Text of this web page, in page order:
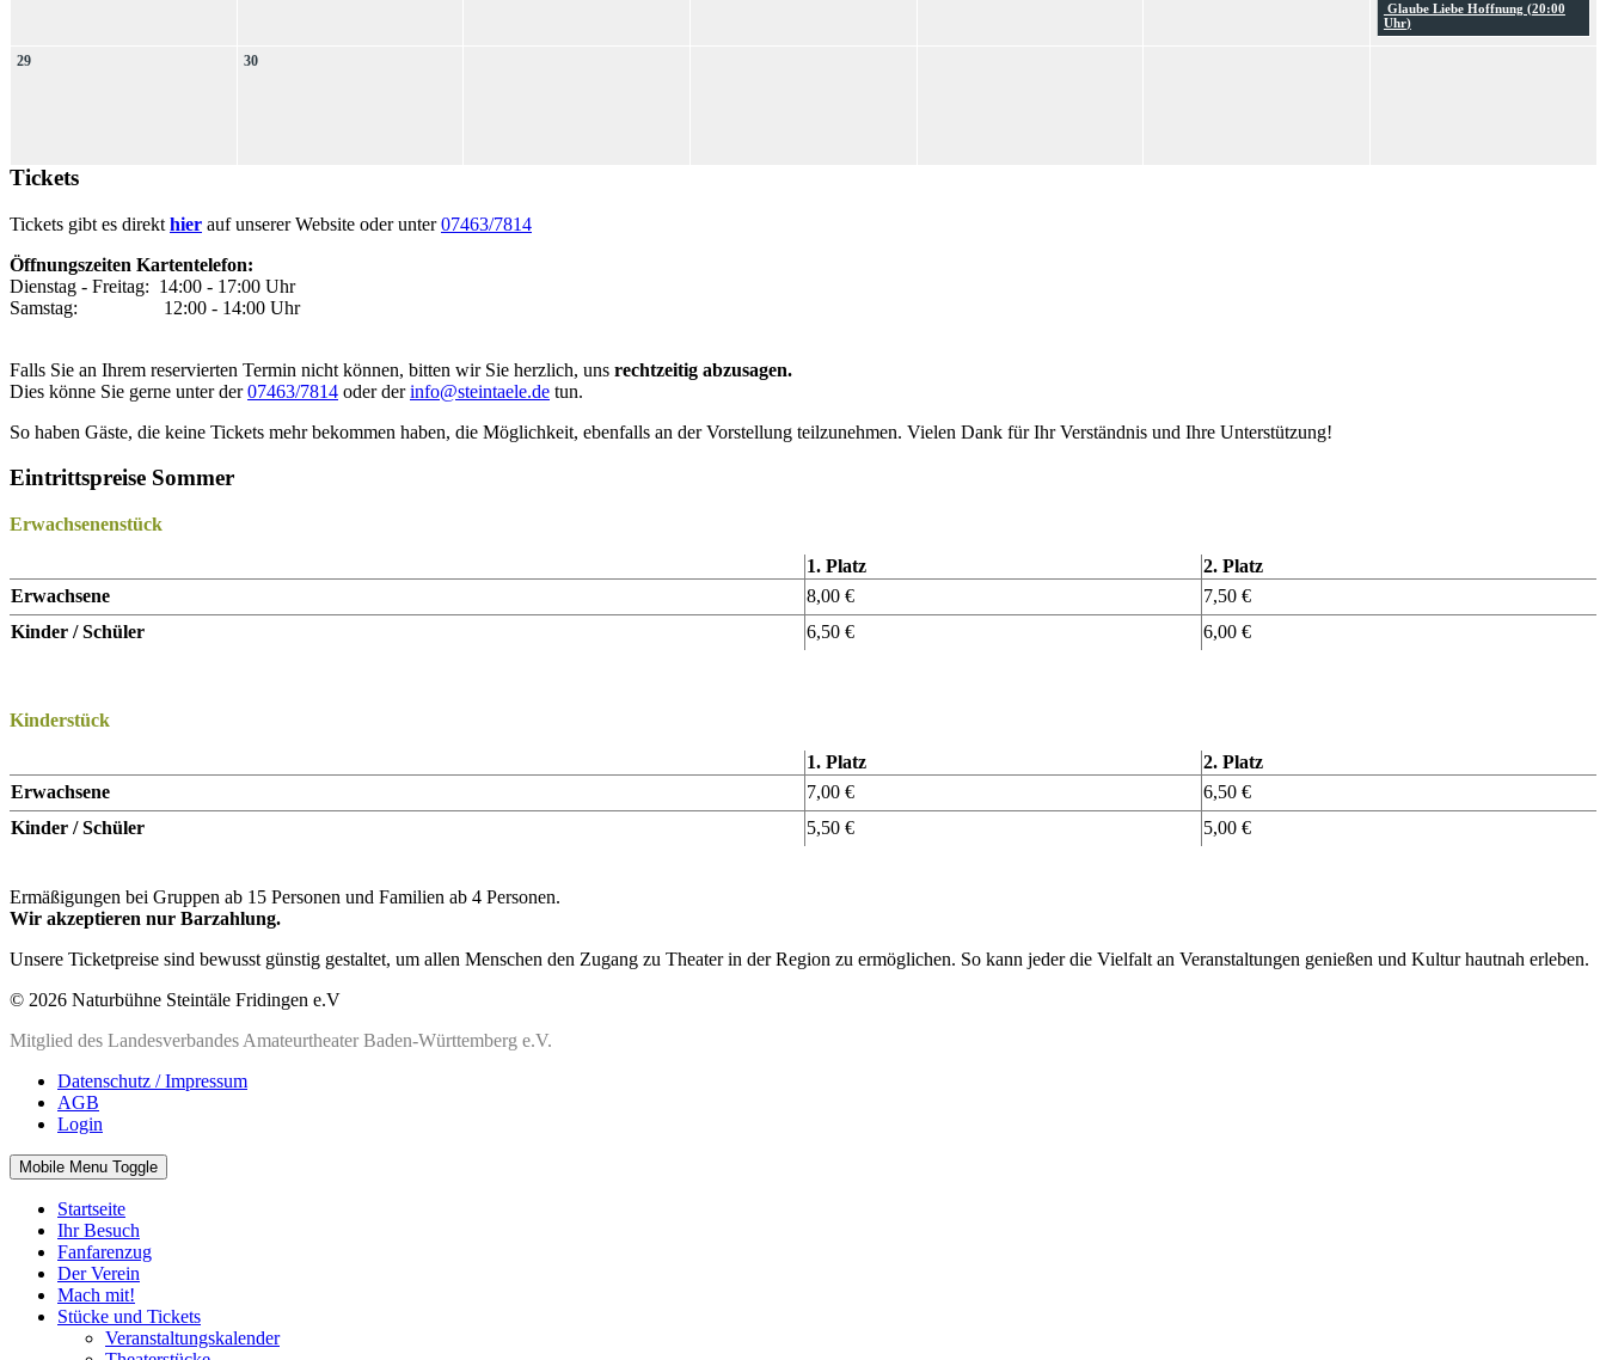
Glaube Liebe Hoffnung (20:00
Uhr)
29 30
Tickets
Tickets gibt es direkt hier auf unserer Website oder unter07463/7814
Öffnungszeiten Kartentelefon:
Dienstag - Freitag: 14:00 - 17:00 Uhr
Samstag: 12:00 - 14:00 Uhr
Falls Sie an Ihrem reservierten Termin nicht können, bitten wir Sie herzlich, uns rechtzeitig abzusagen.
Dies könne Sie gerne unter der07463/7814 oder derinfo@steintaele.de tun.
So haben Gäste, die keine Tickets mehr bekommen haben, die Möglichkeit, ebenfalls an der Vorstellung teilzunehmen. Vielen Dank für Ihr Verständnis und Ihre Unterstützung!
Eintrittspreise Sommer
Erwachsenenstück
1. Platz
2. Platz
Erwachsene
8,00 €
7,50 €
Kinder / Schüler
6,50 € 6,00 €
Kinderstück
1. Platz
2. Platz
Erwachsene
7,00 €
6,50 €
Kinder / Schüler
5,50 € 5,00 €
Ermäßigungen bei Gruppen ab 15 Personen und Familien ab 4 Personen.
Wir akzeptieren nur Barzahlung.
Unsere Ticketpreise sind bewusst günstig gestaltet, um allen Menschen den Zugang zu Theater in der Region zu ermöglichen. So kann jeder die Vielfalt an Veranstaltungen genießen und Kultur hautnah erleben.
© 2026 Naturbühne Steintäle Fridingen e.V
Mitglied des Landesverbandes Amateurtheater Baden-Württemberg e.V.
Datenschutz / Impressum
AGB
Login
Mobile Menu Toggle
Startseite
Ihr Besuch
Fanfarenzug
Der Verein
Mach mit!
Stücke und Tickets
Veranstaltungskalender